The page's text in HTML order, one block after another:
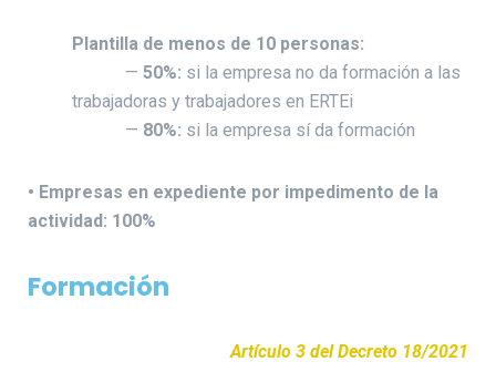
Plantilla de menos de 10 personas:
— 50%: si la empresa no da formación a las
trabajadoras y trabajadores en ERTEi
— 80%: si la empresa sí da formación
• Empresas en expediente por impedimento de la
actividad: 100%
Formación
Artículo 3 del Decreto 18/2021